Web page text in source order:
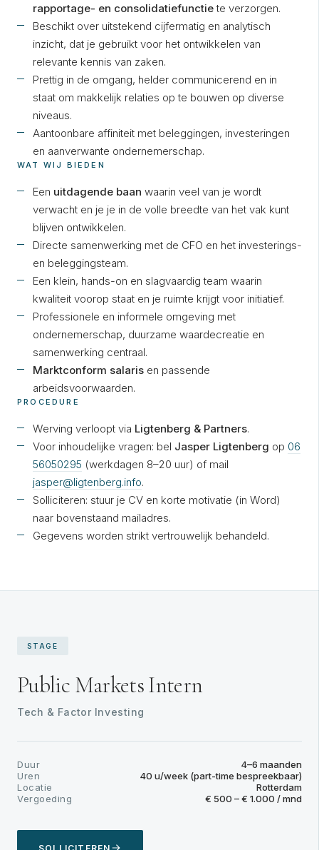
rapportage- en consolidatiefunctiete verzorgen.
Beschikt over uitstekend cijfermatig en analytisch
inzicht, dat je gebruikt voor het ontwikkelen van
relevante kennis van zaken.
Prettig in de omgang, helder communicerend en in
staat om makkelijk relaties op te bouwen op diverse
niveaus.
Aantoonbare affiniteit met beleggingen, investeringen
en aanverwante ondernemerschap.
WAT WIJ BIEDEN
Een uitdagende baan waarin veel van je wordt
verwacht en je je in de volle breedte van het vak kunt
blijven ontwikkelen.
Directe samenwerking met de CFO en het investerings-
en beleggingsteam.
Een klein, hands-on en slagvaardig team waarin
kwaliteit voorop staat en je ruimte krijgt voor initiatief.
Professionele en informele omgeving met
ondernemerschap, duurzame waardecreatie en
samenwerking centraal.
Marktconform salaris en passende
arbeidsvoorwaarden.
PROCEDURE
Werving verloopt via Ligtenberg & Partners.
Voor inhoudelijke vragen: bel Jasper Ligtenberg op 06
56050295 (werkdagen 8–20 uur) of mail
jasper@ligtenberg.info.
Solliciteren: stuur je CV en korte motivatie (in Word)
naar bovenstaand mailadres.
Gegevens worden strikt vertrouwelijk behandeld.
STAGE
Public Markets Intern
Tech & Factor Investing
Duur
4–6 maanden
Uren
40 u/week (part-time bespreekbaar)
Locatie
Rotterdam
Vergoeding
€ 500 – € 1.000 / mnd
SOLLICITEREN